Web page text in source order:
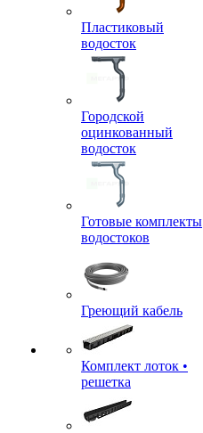
Пластиковый
водосток
Городской
оцинкованный
водосток
Готовые комплекты
водостоков
Греющий кабель
Комплект лоток •
решетка